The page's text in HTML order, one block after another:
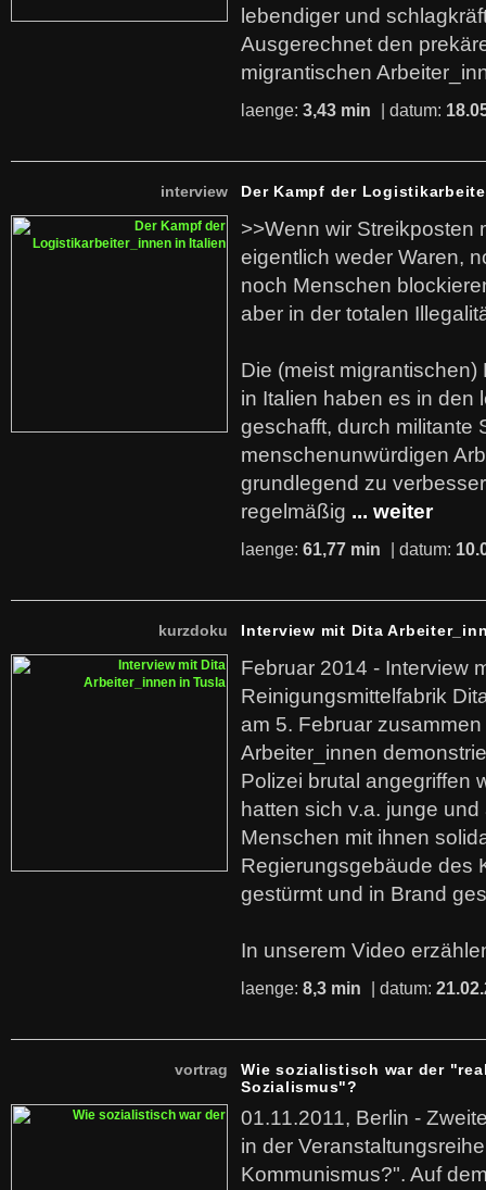
lebendiger und
Ausgerechnet den
migrantischen
laenge: 3,43 min | datum:
interview Der Kampf der
>>Wenn wir Streikposten
eigentlich weder Waren,
noch Menschen
aber in der totalen
Die (meist
in Italien haben es in den
geschafft, durch militante
menschenunwürdigen
grundlegend zu
regelmäßig ... weiter
laenge: 61,77 min | datum:
kurzdoku Interview mit Dita
Februar 2014 - Interview
Reinigungsmittelfabrik
am 5. Februar
Arbeiter_innen
Polizei brutal angegriffen
hatten sich v.a. junge
Menschen mit ihnen
Regierungsgebäude des
gestürmt und in Brand
In unserem Video
laenge: 8,3 min | datum:
vortrag
Wie sozialistisch war der
Sozialismus"?
01.11.2011, Berlin -
in der
Kommunismus?". Auf